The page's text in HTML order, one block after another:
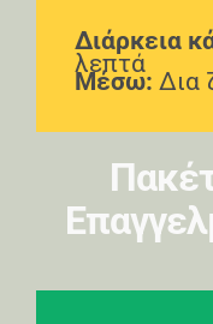
Διάρκεια
λεπτά
Μέσω: Δια